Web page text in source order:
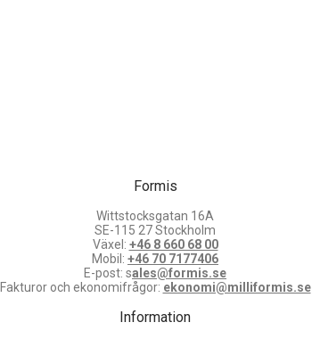
Formis
Wittstocksgatan 16A
SE-115 27 Stockholm
Växel: +46 8 660 68 00
Mobil: +46 70 7177406
E-post: sales@formis.se
Fakturor och ekonomifrågor: ekonomi@milliformis.se
Information